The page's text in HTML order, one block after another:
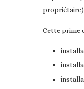
Cette prime